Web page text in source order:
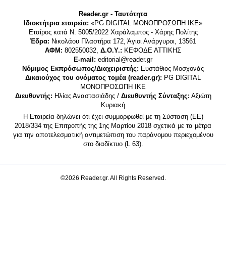
Reader.gr - Ταυτότητα
Ιδιοκτήτρια εταιρεία: «PG DIGITAL MONΟΠΡΟΣΩΠΗ ΙΚΕ»
Εταίρος κατά Ν. 5005/2022 Χαράλαμπος - Χάρης Πολίτης
Έδρα: Νικολάου Πλαστήρα 172, Άγιοι Ανάργυροι, 13561
ΑΦΜ: 802550032, Δ.Ο.Υ.: ΚΕΦΟΔΕ ΑΤΤΙΚΗΣ
E-mail: editorial@reader.gr
Νόμιμος Εκπρόσωπος/Διαχειριστής: Ευστάθιος Μοσχονάς
Δικαιούχος του ονόματος τομέα (reader.gr): PG DIGITAL
MONΟΠΡΟΣΩΠΗ ΙΚΕ
Διευθυντής: Ηλίας Αναστασιάδης / Διευθυντής Σύνταξης: Αξιώτη
Κυριακή
Η Εταιρεία δηλώνει ότι έχει συμμορφωθεί με τη Σύσταση (ΕΕ)
2018/334 της Επιτροπής της 1ης Μαρτίου 2018 σχετικά με τα μέτρα
για την αποτελεσματική αντιμετώπιση του παράνομου περιεχομένου
στο διαδίκτυο (L 63).
©2026 Reader.gr. All Rights Reserved.